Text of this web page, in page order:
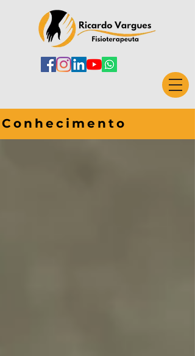
CONHECIMENTO